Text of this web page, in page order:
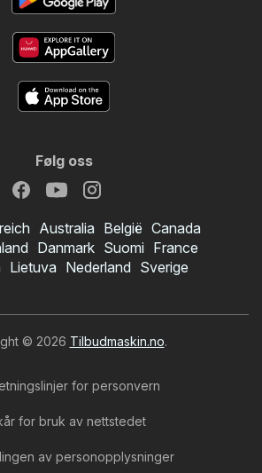
Følg oss
Australia België Canada
Danmark Suomi France
Lietuva Nederland Sverige
© 2026 Tilbudmaskin.no.
for personvern
for bruk av nettstedet
av personopplysninger